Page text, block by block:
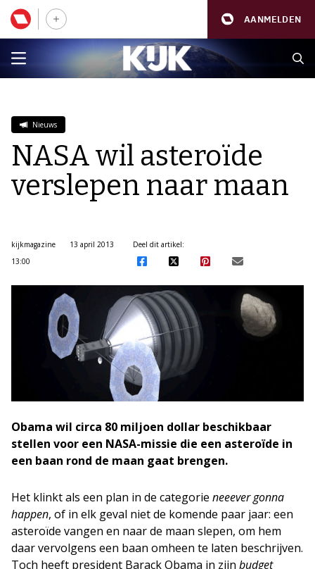
AANMELDEN
Nieuws
NASA wil asteroïde
verslepen naar maan
kijkmagazine
13 april 2013
13:00
Deel dit artikel:
Obama wil circa 80 miljoen dollar beschikbaar
stellen voor een NASA-missie die een asteroïde in
een baan rond de maan gaat brengen.
Het klinkt als een plan in de categorie neeever gonna
happen, of in elk geval niet de komende paar jaar: een
asteroïde vangen en naar de maan slepen, om hem
daar vervolgens een baan omheen te laten beschrijven.
Toch heeft president Barack Obama in zijn budget